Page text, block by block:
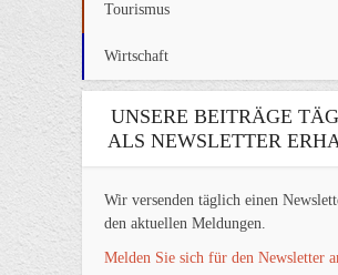
Tourismus
Wirtschaft
UNSERE BEITRÄGE
ALS NEWSLETTER
Wir versenden täglich einen
den aktuellen Meldungen.
Melden Sie sich für den Newsletter